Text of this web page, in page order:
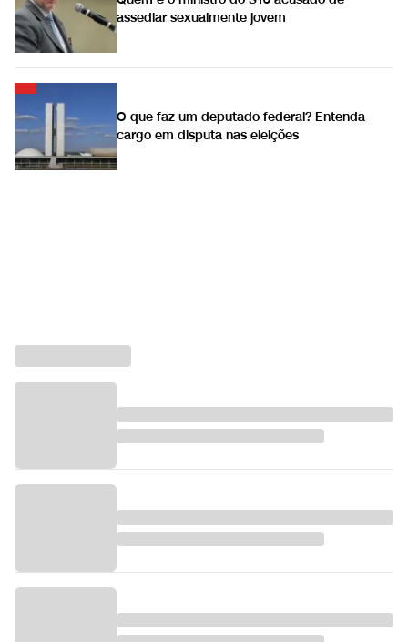
assediar sexualmente jovem
O que faz um deputado federal? Entenda
cargo em disputa nas eleições